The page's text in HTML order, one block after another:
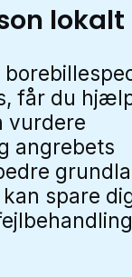
lokalt
får du
vurdere
angrebets
spare